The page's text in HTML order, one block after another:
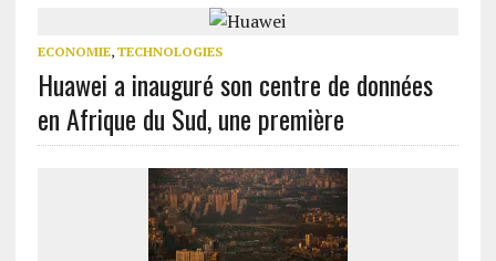
ECONOMIE, TECHNOLOGIES
Huawei a inauguré son centre de données
en Afrique du Sud, une première